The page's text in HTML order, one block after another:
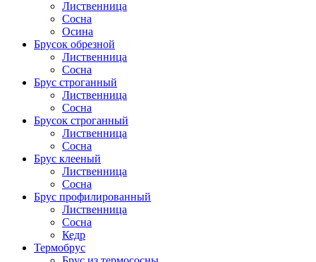
Лиственница
Сосна
Осина
Брусок обрезной
Лиственница
Сосна
Брус строганный
Лиственница
Сосна
Брусок строганный
Лиственница
Сосна
Брус клееный
Лиственница
Сосна
Брус профилированный
Лиственница
Сосна
Кедр
Термобрус